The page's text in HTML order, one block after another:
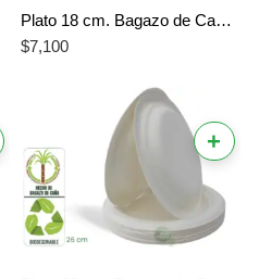
Plato 18 cm. Bagazo de Caña Biodegradable x 20 Unidades
$7,100
+